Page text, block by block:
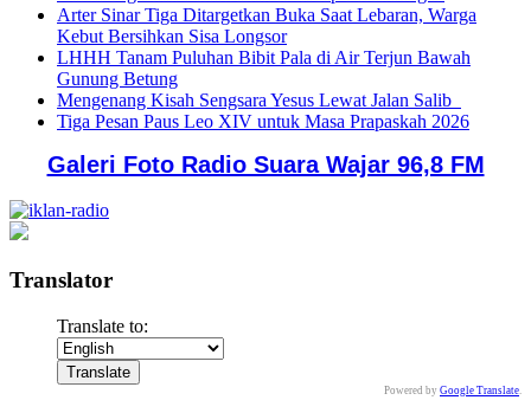
Arter Sinar Tiga Ditargetkan Buka Saat Lebaran, Warga
Kebut Bersihkan Sisa Longsor
LHHH Tanam Puluhan Bibit Pala di Air Terjun Bawah
Gunung Betung
Mengenang Kisah Sengsara Yesus Lewat Jalan Salib
Tiga Pesan Paus Leo XIV untuk Masa Prapaskah 2026
Galeri Foto Radio Suara Wajar 96,8 FM
Translator
Translate to:
Powered by Google Translate